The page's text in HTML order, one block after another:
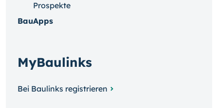
Prospekte
BauApps
MyBaulinks
Bei Baulinks registrieren